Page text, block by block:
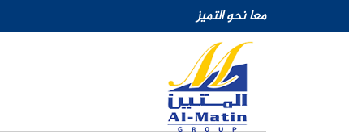
معا نحو التميز